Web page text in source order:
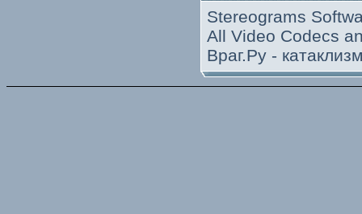
Stereograms
All Video Codecs
Враг.Ру -